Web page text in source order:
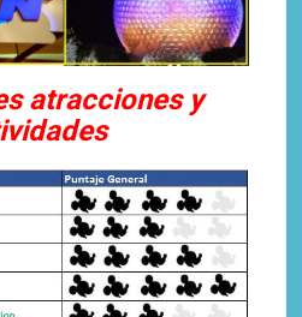
atracciones y